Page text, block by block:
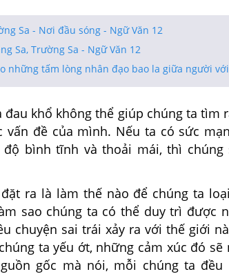
Sa - Nơi đầu sóng - Ngữ Văn 12
Sa, Trường Sa - Ngữ Văn 12
những tấm lòng nhân đạo bao la giữa người
đau khổ không thể giúp chúng ta tìm
vấn đề của mình. Nếu ta có sức
bình tĩnh và thoải mái, thì chúng
ra là làm thế nào để chúng ta
sao chúng ta có thể duy trì được
chuyện sai trái xảy ra với thế giới
ta yếu ớt, những cảm xúc đó
gốc mà nói, mỗi chúng ta